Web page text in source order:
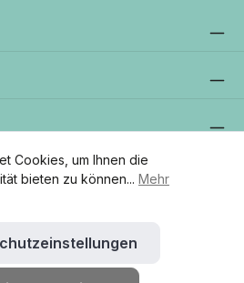
wenn nicht anders angegeben.
Cookies, um Ihnen die
bieten zu können... Mehr